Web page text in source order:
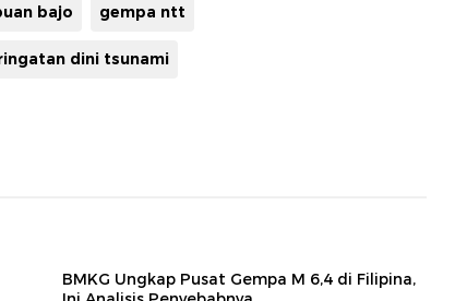
bajo gempa ntt
dini tsunami
BMKG Ungkap Pusat Gempa M 6,4 di Filipina,